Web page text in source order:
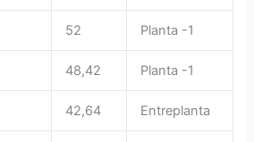
52 Planta -1
48,42 Planta -1
42,64 Entreplanta